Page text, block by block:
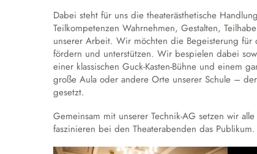
Dabei steht für uns die theaterästhetische
Teilkompetenzen Wahrnehmen, Gestalten,
unserer Arbeit. Wir möchten die Begeisterung für
fördern und unterstützen. Wir bespielen dabei
einer klassischen Guck-Kasten-Bühne und einem
große Aula oder andere Orte unserer Schule –
gesetzt.
Gemeinsam mit unserer Technik-AG setzen wir
faszinieren bei den Theaterabenden das Publikum.